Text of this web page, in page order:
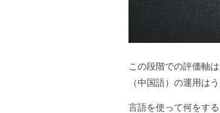
この段階での評価軸
（中国語）の運用は
言語を使って何をす